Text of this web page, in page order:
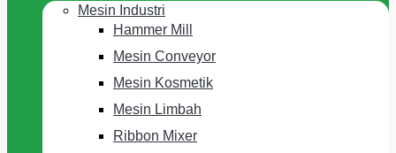
Mesin Industri
Hammer Mill
Mesin Conveyor
Mesin Kosmetik
Mesin Limbah
Ribbon Mixer